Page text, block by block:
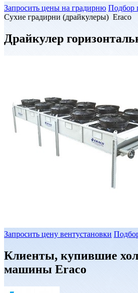
Запросить цены на градирню Подбор
Сухие градирни (драйкулеры) Eraco
Драйкулер
Запросить цену вентустановки
Клиенты, купившие
машины Eraco